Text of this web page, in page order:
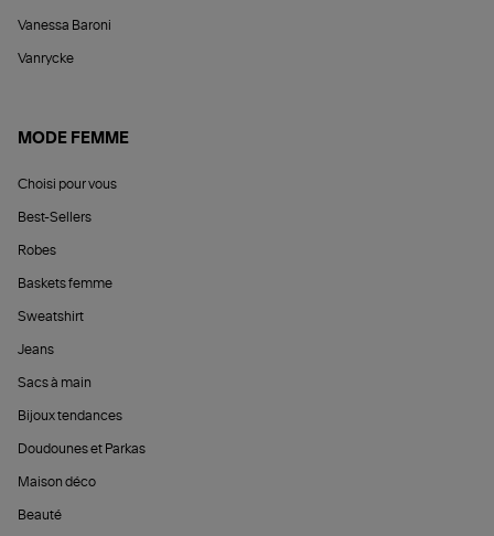
Vanessa Baroni
Vanrycke
MODE FEMME
Choisi pour vous
Best-Sellers
Robes
Baskets femme
Sweatshirt
Jeans
Sacs à main
Bijoux tendances
Doudounes et Parkas
Maison déco
Beauté